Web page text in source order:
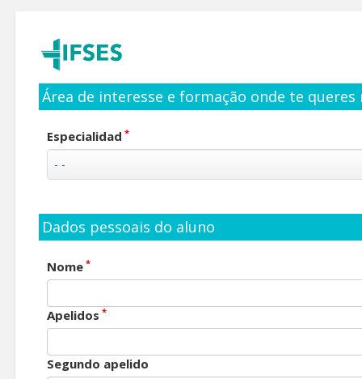
Área de interesse e formação onde te
Especialidad *
Dados pessoais do aluno
Nome *
Apelidos *
Segundo apelido